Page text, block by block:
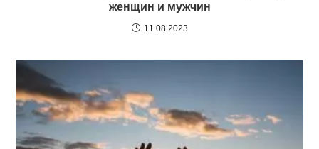
женщин и мужчин
11.08.2023